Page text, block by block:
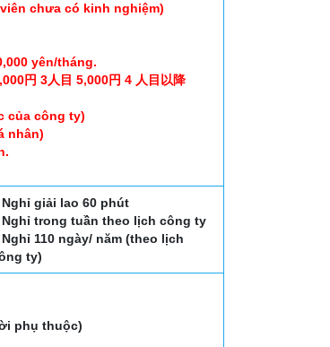
chưa có kinh nghiệm)
yên/tháng.
円 3人目 5,000円 4 人目以降
của công ty)
nhân)
Nghỉ giải lao 60 phút
Nghỉ trong tuần theo lịch công ty
Nghỉ 110 ngày/ năm (theo lịch
ty)
phụ thuộc)